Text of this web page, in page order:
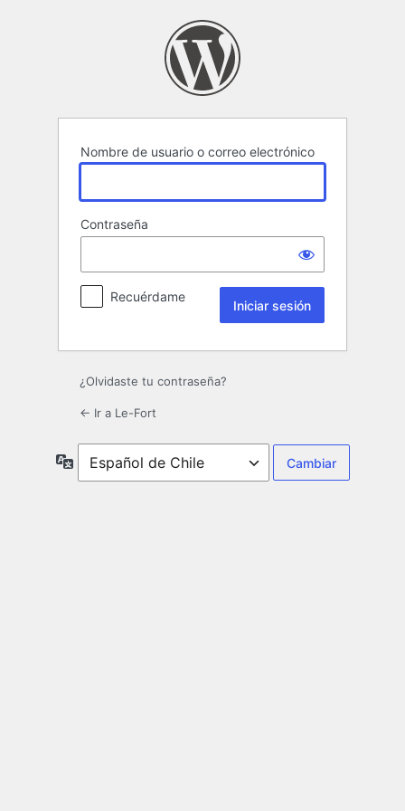
Nombre de usuario o correo electrónico
Contraseña
Recuérdame
¿Olvidaste tu contraseña?
← Ir a Le-Fort
Idioma